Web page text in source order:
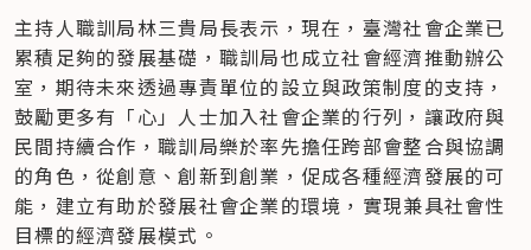
主持人職訓局林三貴局長表示，現在，臺灣社會企業已
累積足夠的發展基礎，職訓局也成立社會經濟推動辦公
室，期待未來透過專責單位的設立與政策制度的支持，
鼓勵更多有「心」人士加入社會企業的行列，讓政府與
民間持續合作，職訓局樂於率先擔任跨部會整合與協調
的角色，從創意、創新到創業，促成各種經濟發展的可
能，建立有助於發展社會企業的環境，實現兼具社會性
目標的經濟發展模式。